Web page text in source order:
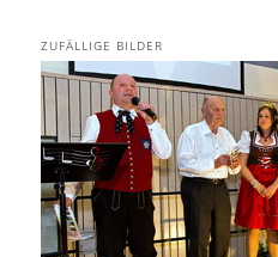
ZUFÄLLIGE BILDER